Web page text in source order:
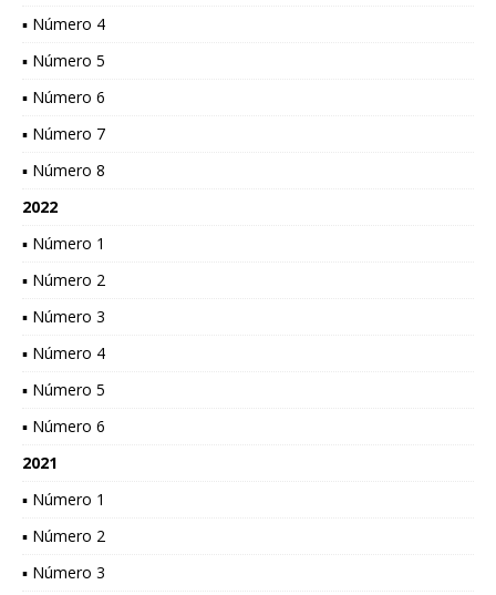
▪ Número 4
▪ Número 5
▪ Número 6
▪ Número 7
▪ Número 8
2022
▪ Número 1
▪ Número 2
▪ Número 3
▪ Número 4
▪ Número 5
▪ Número 6
2021
▪ Número 1
▪ Número 2
▪ Número 3